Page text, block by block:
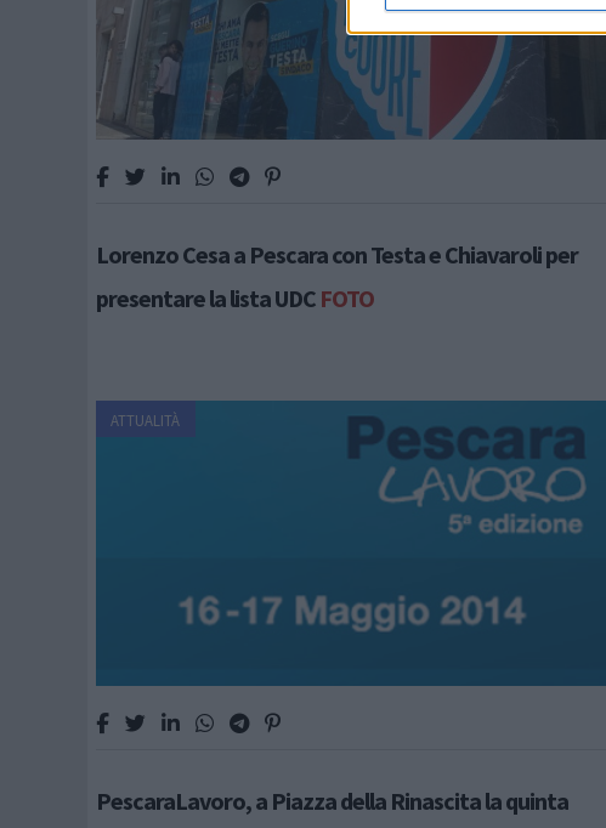
Lorenzo Cesa a Pescara con Testa e Chiavaroli per
presentare la lista UDC FOTO
ATTUALITÀ
PescaraLavoro, a Piazza della Rinascita la quinta